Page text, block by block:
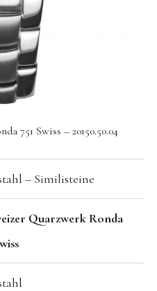
Design in Verbindung
in der Tradition der
zu einem
anzubieten.
751 Swiss – 20150.50.04
– Similisteine
Quarzwerk Ronda